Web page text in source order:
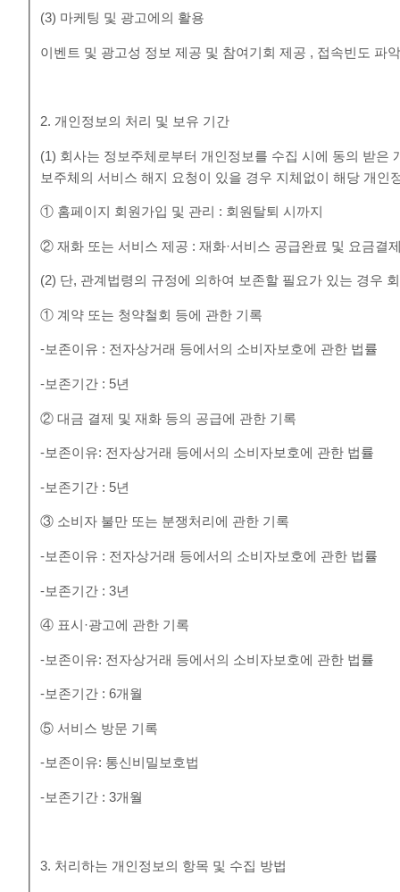
(3) 마케팅 및 광고에의 활용
이벤트 및 광고성 정보 제공 및 참여기회 제공 , 접속빈도 파
2. 개인정보의 처리 및 보유 기간
(1) 회사는 정보주체로부터 개인정보를 수집 시에 동의 받은
보주체의 서비스 해지 요청이 있을 경우 지체없이 해당 개
① 홈페이지 회원가입 및 관리 : 회원탈퇴 시까지
② 재화 또는 서비스 제공 : 재화·서비스 공급완료 및 요금결
(2) 단, 관계법령의 규정에 의하여 보존할 필요가 있는 경우
① 계약 또는 청약철회 등에 관한 기록
-보존이유 : 전자상거래 등에서의 소비자보호에 관한 법률
-보존기간 : 5년
② 대금 결제 및 재화 등의 공급에 관한 기록
-보존이유: 전자상거래 등에서의 소비자보호에 관한 법률
-보존기간 : 5년
③ 소비자 불만 또는 분쟁처리에 관한 기록
-보존이유 : 전자상거래 등에서의 소비자보호에 관한 법률
-보존기간 : 3년
④ 표시·광고에 관한 기록
-보존이유: 전자상거래 등에서의 소비자보호에 관한 법률
-보존기간 : 6개월
⑤ 서비스 방문 기록
-보존이유: 통신비밀보호법
-보존기간 : 3개월
3. 처리하는 개인정보의 항목 및 수집 방법